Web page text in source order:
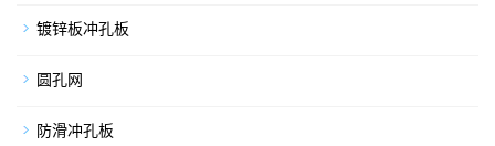
镀锌板冲孔板
圆孔网
防滑冲孔板